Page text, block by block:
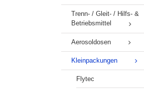
Trenn- / Gleit- / Hilfs- &
Betriebsmittel
Aerosoldosen
Kleinpackungen
Flytec